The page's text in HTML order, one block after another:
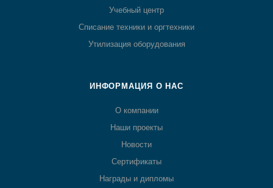
Учебный центр
Списание техники и оргтехники
Утилизация оборудования
ИНФОРМАЦИЯ О НАС
О компании
Наши проекты
Новости
Сертификаты
Награды и дипломы